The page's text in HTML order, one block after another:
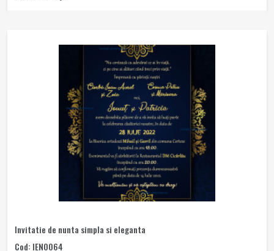
Invitatie de nunta simpla si eleganta
Cod: IEN0064